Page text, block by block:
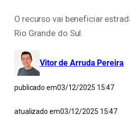
O recurso vai beneficiar
Rio Grande do Sul.
Vitor de Arruda Pereira
publicado em03/12/2025 15:47
atualizado em03/12/2025 15:47